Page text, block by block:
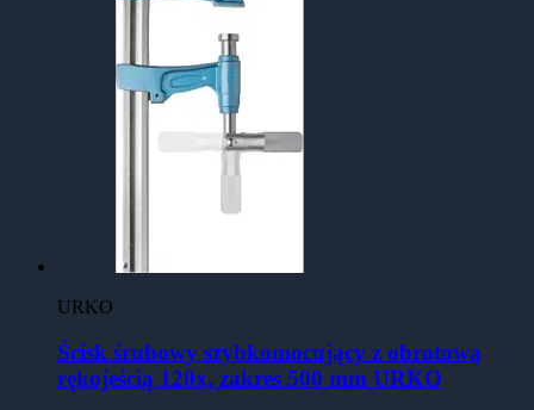
URKO
Ścisk śrubowy szybkomocujący z obrotową
rękojeścią 120x, zakres 500 mm URKO